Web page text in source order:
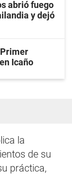
abrió fuego
y dejó
Primer
Icaño
la
de su
práctica,